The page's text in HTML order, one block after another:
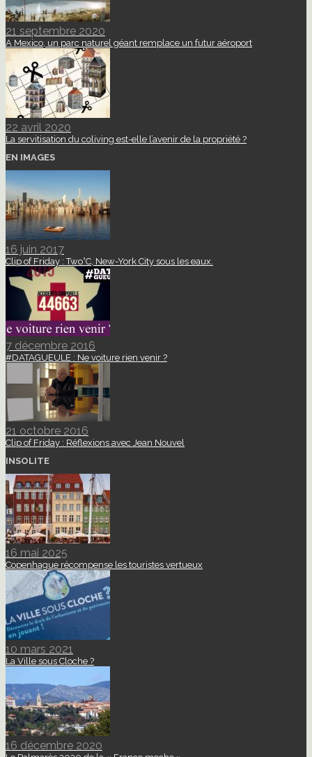
21 septembre 2020
A Mexico, un parc naturel géant remplace un futur aéroport
22 avril 2020
La servitisation du coliving est-elle l’avenir de la propriété ?
EN IMAGES
16 juin 2017
Clip of Friday : Two°C, New-York City sous les eaux.
7 décembre 2016
#DATAGUEULE : Ne voiture rien venir ?
21 octobre 2016
Clip of Friday : Réflexions avec Jean Nouvel
INSOLITE
16 mai 2025
Copenhague récompense les touristes vertueux
10 mars 2021
La Ville sous Cloche ?
16 décembre 2020